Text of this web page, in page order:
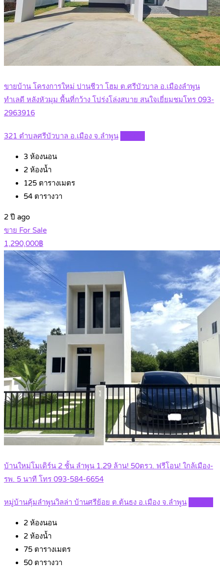
ขายบ้าน โครงการใหม่ ปานชีวา โฮม ต.ศรีบัวบาล อ.เมืองลำพูน
ทำเลดี หลังหัวมุม พื้นที่กว้าง โปร่งโล่งสบาย สนใจเยี่ยมชมโทร 093-
2963916
321 ตำบลศรีบัวบาล อ.เมือง จ.ลำพูน
3 ห้องนอน
2 ห้องน้ำ
125 ตารางเมตร
54 ตารางวา
2 ปี ago
ขาย For Sale
1,290,000฿
บ้านใหม่โมเดิร์น 2 ชั้น ลำพูน 1.29 ล้าน! 50ตรว. ฟรีโอน! ใกล้เมือง-
รพ. 5 นาที โทร 093-584-6654
หมู่บ้านคุ้มลำพูนวิลล่า บ้านศรีย้อย ต.ต้นธง อ.เมือง จ.ลำพูน
2 ห้องนอน
2 ห้องน้ำ
75 ตารางเมตร
50 ตารางวา